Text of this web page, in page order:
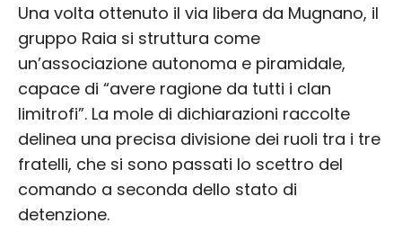
Una volta ottenuto il via libera da Mugnano, il
gruppo Raia si struttura come
un’associazione autonoma e piramidale,
capace di “avere ragione da tutti i clan
limitrofi”. La mole di dichiarazioni raccolte
delinea una precisa divisione dei ruoli tra i tre
fratelli, che si sono passati lo scettro del
comando a seconda dello stato di
detenzione.